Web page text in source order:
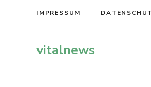
IMPRESSUM
vitalnews